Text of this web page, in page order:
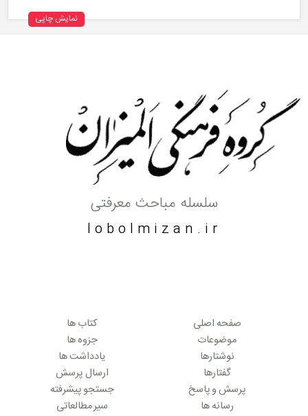
نمایش چاپی
سلسله مباحث معرفتی
lobolmizan.ir
صفحه اصلی
موضوعات
نوشتارها
گفتارها
پرسش و پاسخ
رسانه ها
کتاب ها
جزوه ها
یادداشت ها
ارسال پرسش
جستجو پیشرفته
سیر مطالعاتی